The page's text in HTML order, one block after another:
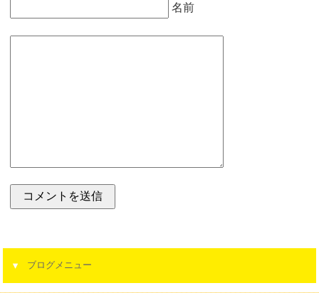
名前
ブログメニュー